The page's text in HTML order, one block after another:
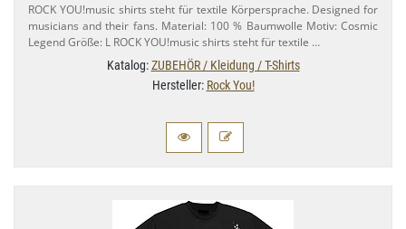
ROCK YOU!music shirts steht für textile Körpersprache. Designed for
musicians and their fans. Material: 100 % Baumwolle Motiv: Cosmic
Legend Größe: L ROCK YOU!music shirts steht für textile …
Katalog:ZUBEHÖR / Kleidung / T-Shirts
Hersteller: Rock You!